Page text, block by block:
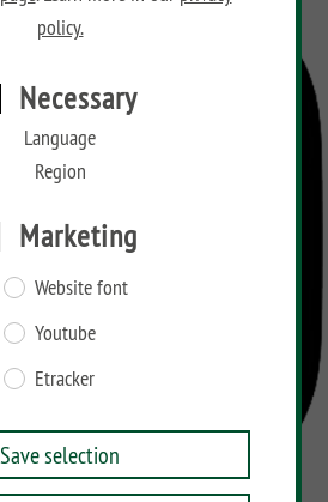
policy.
Necessary
Language
Region
Marketing
Website font
Youtube
Etracker
Save selection